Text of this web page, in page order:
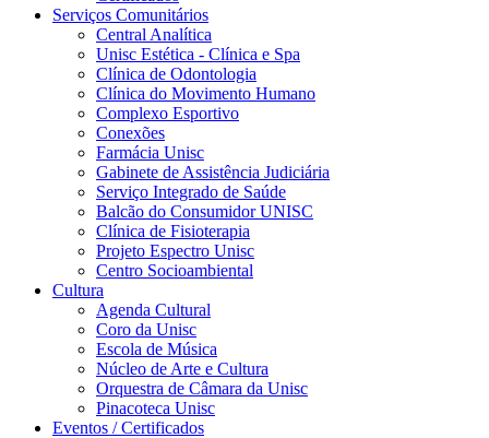
Serviços Comunitários
Central Analítica
Unisc Estética - Clínica e Spa
Clínica de Odontologia
Clínica do Movimento Humano
Complexo Esportivo
Conexões
Farmácia Unisc
Gabinete de Assistência Judiciária
Serviço Integrado de Saúde
Balcão do Consumidor UNISC
Clínica de Fisioterapia
Projeto Espectro Unisc
Centro Socioambiental
Cultura
Agenda Cultural
Coro da Unisc
Escola de Música
Núcleo de Arte e Cultura
Orquestra de Câmara da Unisc
Pinacoteca Unisc
Eventos / Certificados